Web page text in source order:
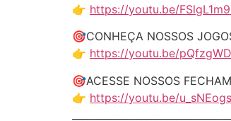
👉 https://youtu.be/
🎯CONHEÇA NOSSOS
👉 https://youtu.be/
🎯ACESSE NOSSOS
👉 https://youtu.be/